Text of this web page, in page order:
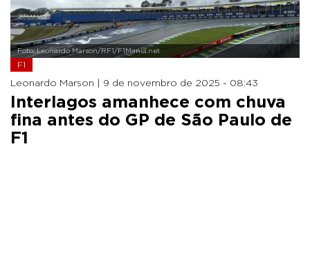
Foto: Leonardo Marson/RF1/F1Mania.net
F1
Leonardo Marson | 9 de novembro de 2025 - 08:43
Interlagos amanhece com chuva
fina antes do GP de São Paulo de
F1